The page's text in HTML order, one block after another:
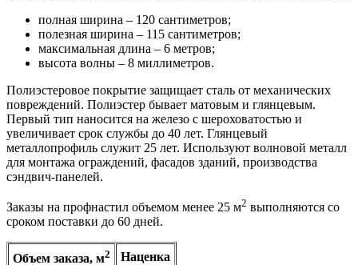
полная ширина – 120 сантиметров;
полезная ширина – 115 сантиметров;
максимальная длина – 6 метров;
высота волны – 8 миллиметров.
Полиэстеровое покрытие защищает сталь от механических
повреждений. Полиэстер бывает матовым и глянцевым.
Первый тип наносится на железо с шероховатостью и
увеличивает срок службы до 40 лет. Глянцевый
металлопрофиль служит 25 лет. Используют волновой металл
для монтажа ограждений, фасадов зданий, производства
сэндвич-панелей.
Заказы на профнастил объемом менее 25 м2 выполняются со
сроком поставки до 60 дней.
Объем заказа, м2 Наценка